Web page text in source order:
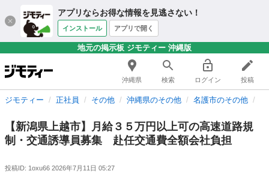
アプリならお得な情報を見逃さない！
インストール アプリで開く
地元の掲示板 ジモティー 沖縄版
沖縄県 検索 ログイン 投稿
ジモティー 正社員 その他 沖縄県のその他 名護市のその他
【新潟県上越市】月給３５万円以上可の高速道路規
制・交通誘導員募集 赴任交通費全額会社負担
投稿ID: 1oxu66 2026年7月11日 05:27